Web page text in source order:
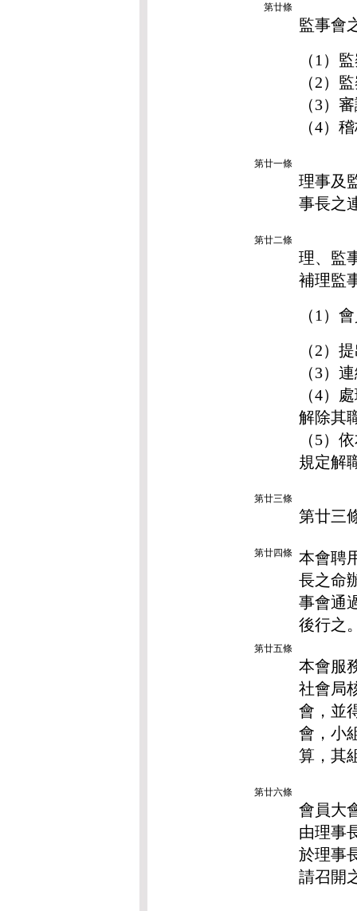
第廿條
監事會
（1）
（2）
（3）
（4）
第廿一條
理事及
事長之
第廿二條
理、監
補理監
（1）
（2）
（3）
（4）
解除其
（5）
規定解
第廿三條
第廿三
第廿四條
本會聘
長之命
事會通
後行之
第廿五條
本會服
社會局
會，並
會，小
算，其
第廿六條
會員大
由理事
於理事
請召開